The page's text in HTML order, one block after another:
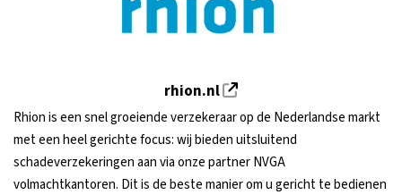
rhion.nl
Rhion is een snel groeiende verzekeraar op de Nederlandse markt
met een heel gerichte focus: wij bieden uitsluitend
schadeverzekeringen aan via onze partner NVGA
volmachtkantoren. Dit is de beste manier om u gericht te bedienen